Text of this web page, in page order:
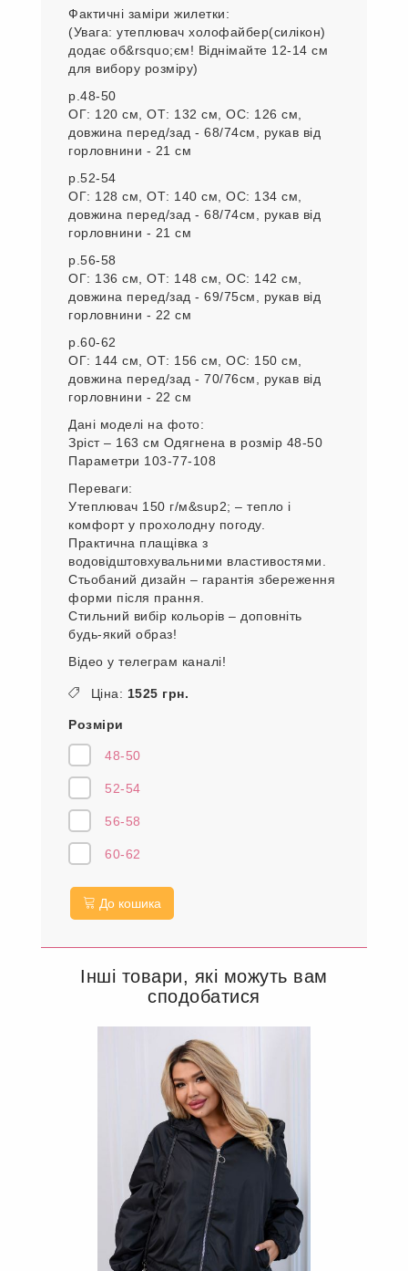
Фактичні заміри жилетки:
(Увага: утеплювач холофайбер(силікон)
додає об&rsquo;єм! Віднімайте 12-14 см
для вибору розміру)
р.48-50
ОГ: 120 см, ОТ: 132 см, ОС: 126 см,
довжина перед/зад - 68/74см, рукав від
горловнини - 21 см
р.52-54
ОГ: 128 см, ОТ: 140 см, ОС: 134 см,
довжина перед/зад - 68/74см, рукав від
горловнини - 21 см
р.56-58
ОГ: 136 см, ОТ: 148 см, ОС: 142 см,
довжина перед/зад - 69/75см, рукав від
горловнини - 22 см
р.60-62
ОГ: 144 см, ОТ: 156 см, ОС: 150 см,
довжина перед/зад - 70/76см, рукав від
горловнини - 22 см
Дані моделі на фото:
Зріст – 163 см Одягнена в розмір 48-50
Параметри 103-77-108
Переваги:
Утеплювач 150 г/м&sup2; – тепло і
комфорт у прохолодну погоду.
Практична плащівка з
водовідштовхувальними властивостями.
Стьобаний дизайн – гарантія збереження
форми після прання.
Стильний вибір кольорів – доповніть
будь-який образ!
Відео у телеграм каналі!
Ціна: 1525 грн.
Розміри
48-50
52-54
56-58
60-62
До кошика
Інші товари, які можуть вам
сподобатися